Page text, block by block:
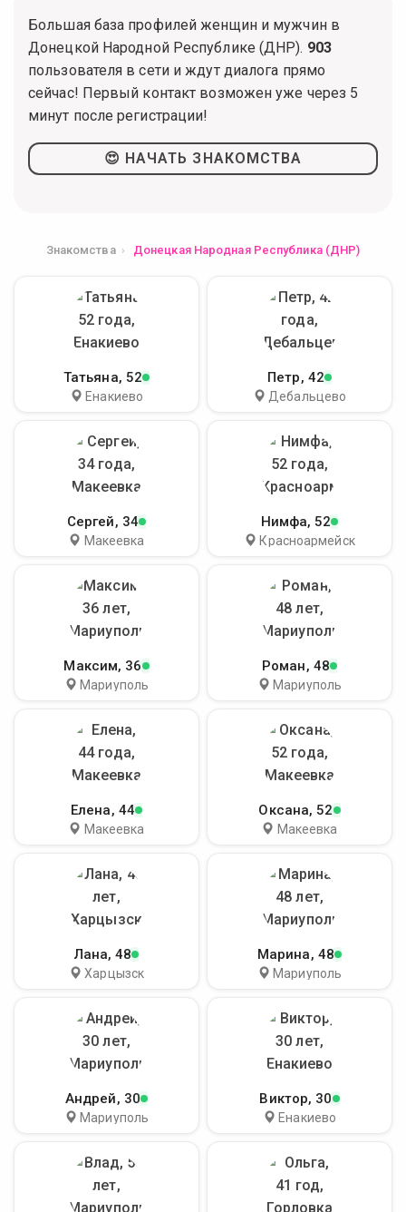
Большая база профилей женщин и мужчин в
Донецкой Народной Республике (ДНР). 903
пользователя в сети и ждут диалога прямо
сейчас! Первый контакт возможен уже через 5
минут после регистрации!
😍 НАЧАТЬ ЗНАКОМСТВА
Знакомства Донецкая Народная Республика (ДНР)
Татьяна, 52
Енакиево
Петр, 42
Дебальцево
Сергей, 34
Макеевка
Нимфа, 52
Красноармейск
Максим, 36
Мариуполь
Роман, 48
Мариуполь
Елена, 44
Макеевка
Оксана, 52
Макеевка
Лана, 48
Харцызск
Марина, 48
Мариуполь
Андрей, 30
Мариуполь
Виктор, 30
Енакиево